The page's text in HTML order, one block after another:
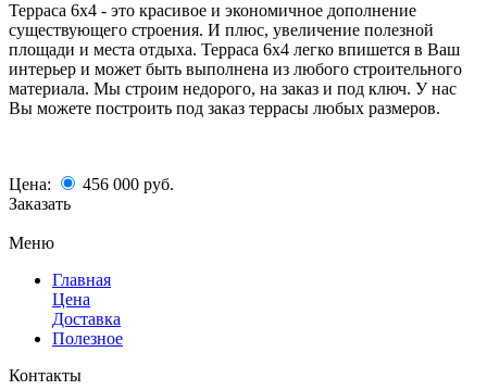
Терраса 6х4 - это красивое и экономичное дополнение
существующего строения. И плюс, увеличение полезной
площади и места отдыха. Терраса 6х4 легко впишется в Ваш
интерьер и может быть выполнена из любого строительного
материала. Мы строим недорого, на заказ и под ключ. У нас
Вы можете построить под заказ террасы любых размеров.
Цена: 456 000 руб.
Заказать
Меню
Главная
Цена
Доставка
Полезное
Контакты